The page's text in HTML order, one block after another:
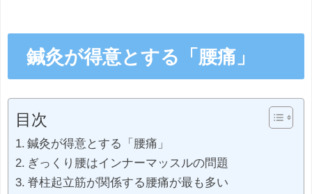
鍼灸が得意とする「腰痛」
目次
鍼灸が得意とする「腰痛」
ぎっくり腰はインナーマッスルの問題
脊柱起立筋が関係する腰痛が最も多い